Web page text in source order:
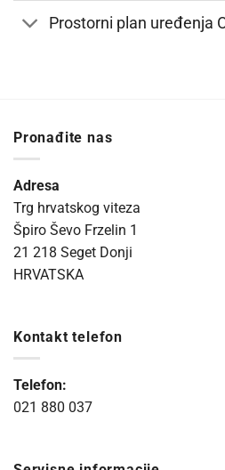
Prostorni plan uređenja
Pronađite nas
Adresa
Trg hrvatskog viteza
Špiro Ševo Frzelin 1
21 218 Seget Donji
HRVATSKA
Kontakt telefon
Telefon:
021 880 037